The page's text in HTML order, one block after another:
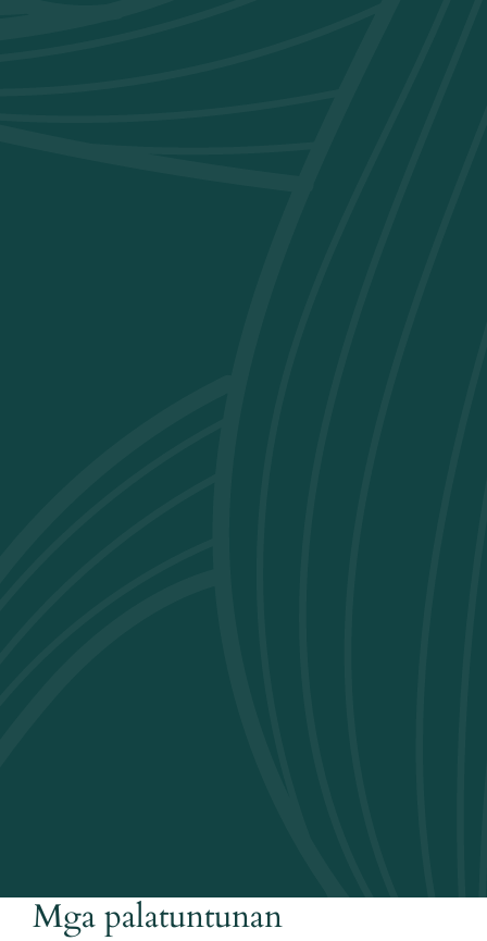
Mga palatuntunan